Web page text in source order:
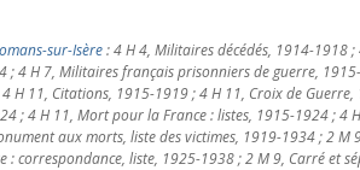
sur-Isère: 4 H 4, Militaires décédés, 1914-1918
; 4 H 7, Militaires français prisonniers de guerre,
H 11, Citations, 1915-1919 ; 4 H 11, Croix de
; 4 H 11, Mort pour la France : listes, 1915-1924 ; 4
aux morts, liste des victimes, 1919-1934 ; 2 M
: correspondance, liste, 1925-1938 ; 2 M 9, Carré et